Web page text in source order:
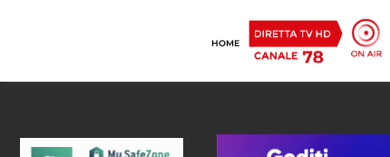
HOME